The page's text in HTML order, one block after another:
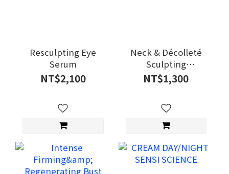
Resculpting Eye
Serum
NT$2,100
Neck & Décolleté
Sculpting
Day&Night
Concentrate
NT$1,300